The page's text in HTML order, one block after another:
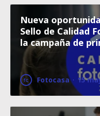
Nueva
Sello de Calidad
la campaña de
Fotocasa · 15